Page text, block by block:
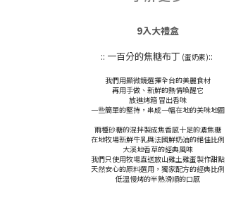
9入大禮盒
:: 一百分的焦糖布丁 (蛋奶素)::
我們用顯微鏡選擇全台的美麗食材
再用手做、新鮮的熱情喚醒它
放進烤箱 冒出香味
一些簡單的堅持，串成一幅在地的美味地圖
兩種砂糖的混拌製成焦香感十足的濃焦糖
在地牧場新鮮牛乳與法國鮮奶油的絕佳比例
大溪地香草的經典風味
我們只使用牧場直送放山雞土雞蛋製作甜點
天然安心的原料選用，獨家配方的經典比例
低溫慢烤的半熟滑順的口感